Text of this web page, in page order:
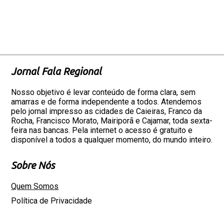
Jornal Fala Regional
Nosso objetivo é levar conteúdo de forma clara, sem
amarras e de forma independente a todos. Atendemos
pelo jornal impresso as cidades de Caieiras, Franco da
Rocha, Francisco Morato, Mairiporã e Cajamar, toda sexta-
feira nas bancas. Pela internet o acesso é gratuito e
disponível a todos a qualquer momento, do mundo inteiro.
Sobre Nós
Quem Somos
Política de Privacidade